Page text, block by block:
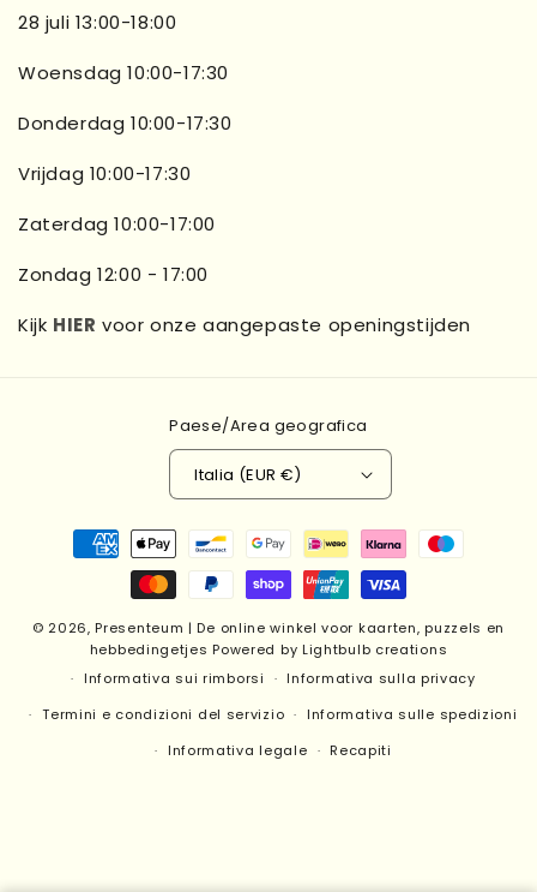
28 juli 13:00-18:00
Woensdag 10:00-17:30
Donderdag 10:00-17:30
Vrijdag 10:00-17:30
Zaterdag 10:00-17:00
Zondag 12:00 - 17:00
Kijk HIER voor onze aangepaste openingstijden
Paese/Area geografica
Italia (EUR €)
Metodi
pagamento
© 2026, Presenteum | De online winkel voor kaarten, puzzels en
hebbedingetjes Powered by Lightbulb creations
Informativa sui rimborsi
Informativa sulla privacy
Termini e condizioni del servizio
Informativa sulle spedizioni
Informativa legale
Recapiti